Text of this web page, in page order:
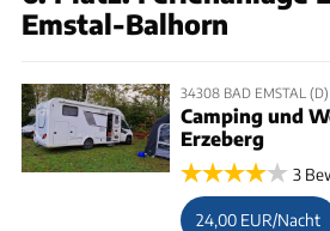
Emstal-Balhorn
34308 BAD EMSTAL (D)
Camping und
Erzeberg
3
24,00 EUR/Nacht